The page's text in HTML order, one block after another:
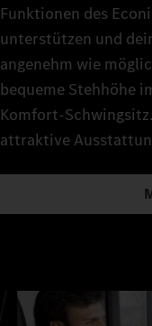
Funktionen des
unterstützen und
angenehm wie
bequeme Stehhöhe
Komfort-
attraktive